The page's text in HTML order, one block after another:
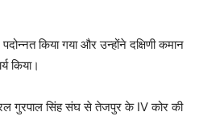
किया गया और उन्होंने दक्षिणी कमान
किया।
गुरपाल सिंह संघ से तेजपुर के IV कोर की